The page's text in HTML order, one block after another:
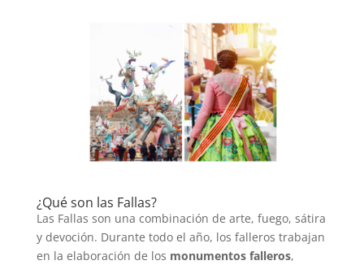
¿Qué son las Fallas?
Las Fallas son una combinación de arte, fuego, sátira
y devoción. Durante todo el año, los falleros trabajan
en la elaboración de los monumentos falleros,